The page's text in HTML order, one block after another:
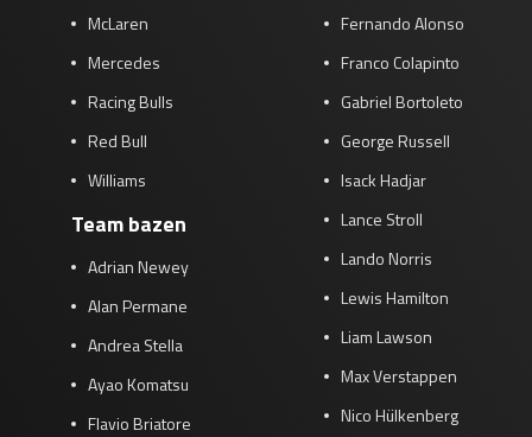
McLaren
Mercedes
Racing Bulls
Red Bull
Williams
Team bazen
Adrian Newey
Alan Permane
Andrea Stella
Ayao Komatsu
Flavio Briatore
Fernando Alonso
Franco Colapinto
Gabriel Bortoleto
George Russell
Isack Hadjar
Lance Stroll
Lando Norris
Lewis Hamilton
Liam Lawson
Max Verstappen
Nico Hülkenberg